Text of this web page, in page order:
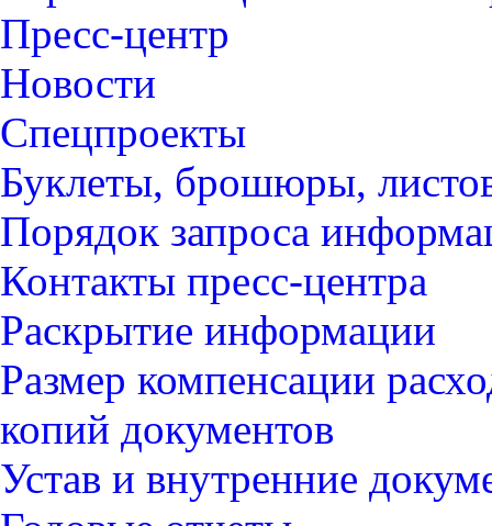
Пресс-центр
Новости
Спецпроекты
Буклеты, брошюры,
Порядок запроса
Контакты пресс-центра
Раскрытие информации
Размер компенсации
копий документов
Устав и внутренние